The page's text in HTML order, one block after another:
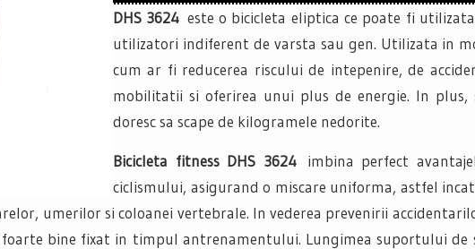
DHS 3624 este o bicicleta eliptica ce poate fi
utilizatori indiferent de varsta sau gen. Utilizata in
cum ar fi reducerea riscului de intepenire, de
mobilitatii si oferirea unui plus de energie. In plus,
doresc sa scape de kilogramele nedorite.
Bicicleta fitness DHS 3624 imbina perfect
ciclismului, asigurand o miscare uniforma, astfel
umerilor si coloanei vertebrale. In vederea prevenirii
bine fixat in timpul antrenamentului. Lungimea suportului